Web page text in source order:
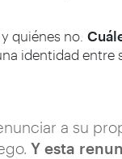
quiénes no.
identidad entre
a su
Y esta